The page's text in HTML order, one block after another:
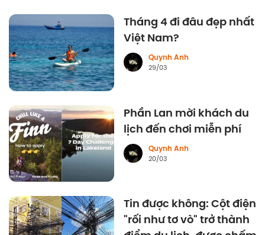
Tháng 4 đi đâu đẹp nhất
Việt Nam?
Quynh Anh
29/03
Phần Lan mời khách du
lịch đến chơi miễn phí
Quynh Anh
20/03
Tin được không: Cột điện
"rối như tơ vò" trở thành